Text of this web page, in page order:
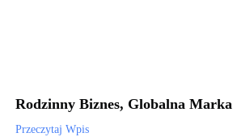
Rodzinny Biznes, Globalna Marka
Przeczytaj Wpis